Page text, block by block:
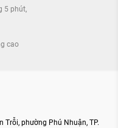
5 phút
cao
Trỗi, phường Phú Nhuận, TP.